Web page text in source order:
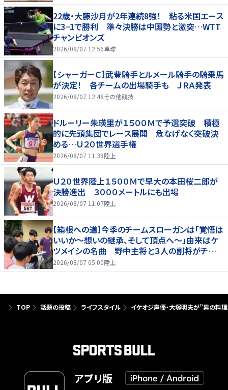
22歳・大藤沙月が2年連続8強！ 粘る米国エース
に3−1で勝利 準々決勝は中国勢と激突…WTT
チャンピオンズ
2026/08/07 12:56卓球
【シャーガーＣ】武豊騎手とルメール騎手の騎乗馬
が決定！ 各チームの出場騎手も ＪＲＡ発表
2026/08/07 12:48その他競技
ドルーリー朱瑛里が１５００Ｍで予選突破 積極
的に先頭集団でレース展開 危なげなく突破決
める…Ｕ２０世界選手権
2026/08/07 11:38陸上
Ｕ２０世界陸上１５００Ｍで早大の本田桜二郎が
決勝進出 ３０００メートルにも出場
2026/08/07 11:07陸上
【箱根への道】今季のチームスローガンは「覚悟は
いいか～想いの継承、そして頂点へ～」由来はケ
ツメイシの名曲 野中主将と３人の副将がチーム
を引っ張る…夏合宿特集第１弾、国学院大
2026/08/07 05:00陸上
TOP 話題の投稿 ライフスタイル イケオジ声優・大塚明夫が”男の料
アプリ版